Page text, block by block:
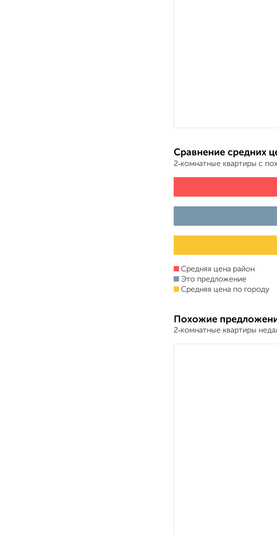
Сравнение средних
2‑комнатные квартиры с
Средняя цена район
Это предложение
Средняя цена по городу
Похожие
2‑комнатные квартиры